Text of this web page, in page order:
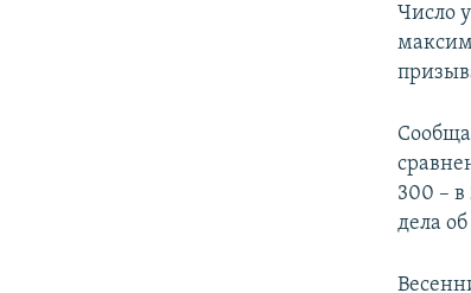
Число
300 – в
дела